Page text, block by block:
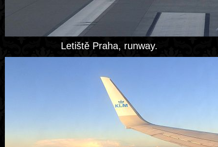
Letiště Praha, runway.